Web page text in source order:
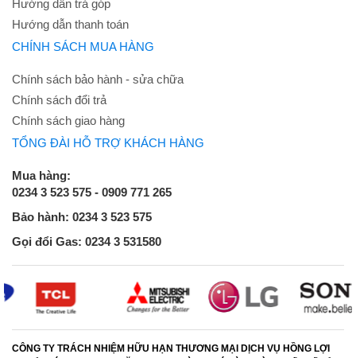
Hướng dẫn trả góp
Hướng dẫn thanh toán
CHÍNH SÁCH MUA HÀNG
Chính sách bảo hành - sửa chữa
Chính sách đổi trả
Chính sách giao hàng
TỔNG ĐÀI HỖ TRỢ KHÁCH HÀNG
Mua hàng:
0234 3 523 575 - 0909 771 265
Bảo hành: 0234 3 523 575
Gọi đổi Gas: 0234 3 531580
CÔNG TY TRÁCH NHIỆM HỮU HẠN THƯƠNG MẠI DỊCH VỤ HỒNG LỢI